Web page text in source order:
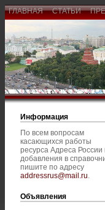
ГЛАВНАЯ СТАТЬИ
Информация
По всем вопросам
касающихся работы
ресурса Адреса России
добавления в
пишите по адресу
addressrus@mail.ru.
Объявления